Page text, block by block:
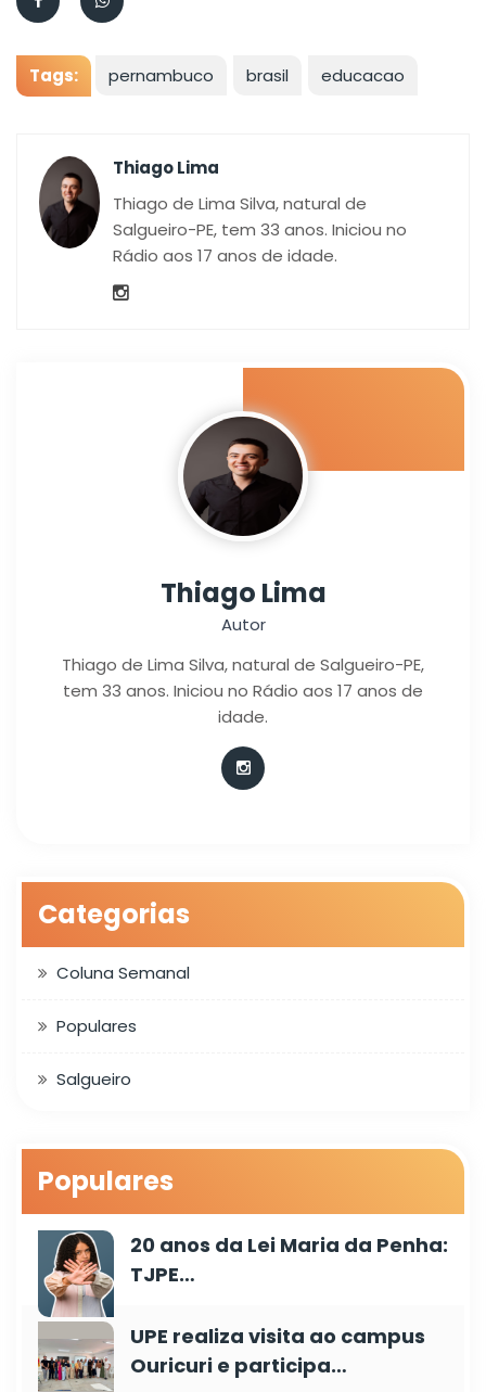
Tags: pernambuco brasil educacao
Thiago Lima
Thiago de Lima Silva, natural de
Salgueiro-PE, tem 33 anos. Iniciou no
Rádio aos 17 anos de idade.
Thiago Lima
Autor
Thiago de Lima Silva, natural de Salgueiro-PE,
tem 33 anos. Iniciou no Rádio aos 17 anos de
idade.
Categorias
Coluna Semanal
Populares
Salgueiro
Populares
20 anos da Lei Maria da Penha:
TJPE…
UPE realiza visita ao campus
Ouricuri e participa…